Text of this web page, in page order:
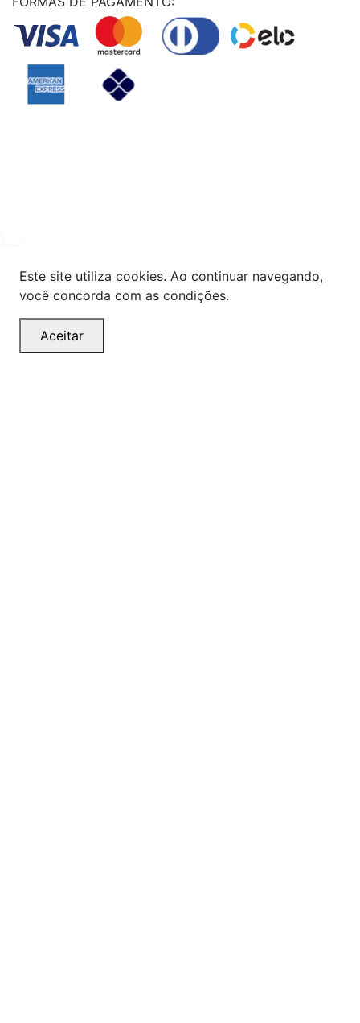
Este site utiliza cookies. Ao continuar navegando,
você concorda com as condições.
Aceitar